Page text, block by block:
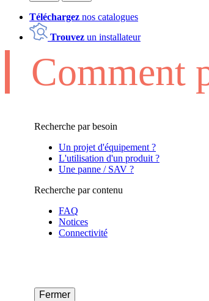
Téléchargez nos catalogues
Trouvez un installateur
Comment
Recherche par besoin
Un projet d'équipement ?
L'utilisation d'un produit ?
Une panne / SAV ?
Recherche par contenu
FAQ
Notices
Connectivité
Fermer